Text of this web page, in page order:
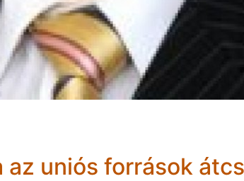
az uniós források